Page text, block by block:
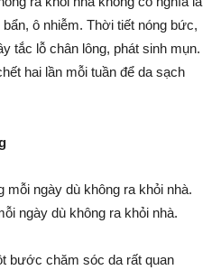
ô nhiễm. Thời tiết nóng bức,
tắc lỗ chân lông, phát sinh mụn.
hai lần mỗi tuần để da sạch
ngày dù không ra khỏi nhà.
bước chăm sóc da rất quan